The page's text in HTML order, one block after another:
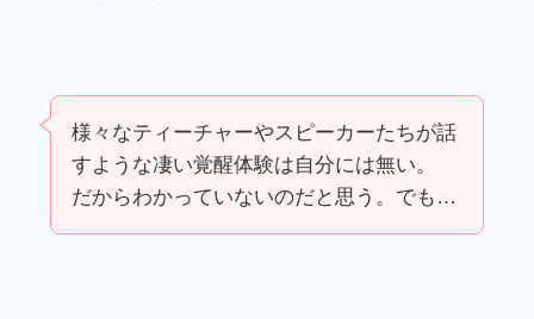
様々なティーチャーやスピーカーたちが話
すような凄い覚醒体験は自分には無い。
だからわかっていないのだと思う。でも…